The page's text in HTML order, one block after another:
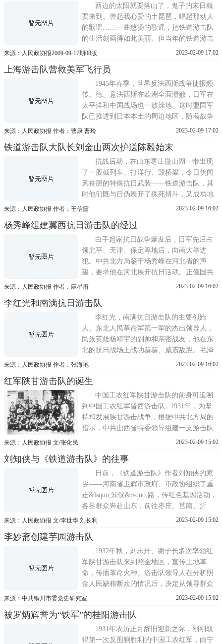
七军团与红十军合编为红军第十军团。红七
军团改编为第十九师，红十军
西边的太阳就要落山了，鬼子的末日就
要来到。弹起我心爱的土琵琶，唱起那动人
的歌谣……一曲悠扬的歌谣，把铁道游击队
的生活刻画得如此美丽。但当年的铁道游击
队第四任政委、90岁的赵明伟说:土琵琶根本
员的生死簿……从1943年11月至1944年10
月，赵明伟担任铁道游击队政委。我是第四
任政委，干了一年左右。
来源：人民政协报2009-09-17期08版 2023-02-09 17:02
上海游击队营救美军飞行员
1945年春季，世界反法西斯战争捷报频
传。德、意法西斯在欧洲全面溃败，日军在
太平洋和中国战场也一败涂地。这时盟国军
队已推进到日本本土的周边地区，随着战争
的进程，日军丧失了空中优势，美军经常从
1945年4月13日下午，美军一批B24型轰炸机
在战斗机的护航下，飞临上海江湾机场上
空，轰炸设在这里的日本空军
来源：人民政协报 作者：曹康 曹玲 2023-02-09 17:02
铁道游击队大队长刘金山两次护送陈毅始末
抗战后期，在山东枣庄微山湖一带出现
了一股截列车、打洋行、毁桥梁，令日伪闻
风丧胆的特殊抗日武装——铁道游击队，其
时他们既与日伪展开了殊死搏斗，又成功地
护送过刘少奇、陈毅、罗荣桓、肖华、叶飞
队长刘金山更是身经百战，频繁地活跃在鲁
南一带。他爬火车、炸铁路，无所不能;除汉
奸、送干部，英勇机智。他
来源：人民政协报 作者：王信霞 2023-02-09 16:02
杨秀峰组建冀西抗日游击队的经过
白手起家抗日战争爆发后，日军先后占
领北平、天津、保定等地后，向南大举进
犯。中共北方局鉴于杨秀峰在河北省的声
望，要求他在河北展开抗日活动。正值国共
合作共同抗日的形势，国民政府河北省民政
保定行营民训处主任。通过该行营民训处秘
书长(中共地下党员)温健公推荐，于9月中旬
便任命杨秀峰为冀西民训指
来源：人民政协报 作者：麻星甫 2023-02-09 16:02
李红光和南满抗日游击队
李红光，南满抗日游击队的主要创始
人、东北人民革命军第一军的杰出领导人，
民族英雄杨靖宇的副帅和亲密战友，他在东
北的抗日战场上战功赫赫、威震敌胆。毛泽
东主席曾经亲口赞扬:李红光是东北有名的义
将军在谱写《东北抗联第一路军军歌》时，
还特意把李红光的名字写在歌词里面。解放
战争时期，在李红光战斗过的
来源：人民政协报 作者：张海艳 2023-02-09 16:02
红军陕甘游击队的诞生
中国工农红军陕甘游击队的前身可追溯
到中国工农红军晋西游击队。l931年，为坚
持和发展陕甘游击战争，根据中共北方局的
指示，中共山西省特委领导组建一支游击队
伍。1931年5月上旬，我国西北地区第一支红
(简称晋西游击队)在山西隰县辛庄组建完
毕，大队长拓克宽、政委黄子文(由北方局派
来)、副大队长阎红彦、
来源：人民政协报 文/张化民 2023-02-09 15:02
刘知侠与《铁道游击队》的往事
日前，《铁道游击队》作者刘知侠的家
乡——河南省卫辉市政府、市政协组织了重
走&lsquo;知侠&rsquo;路，传红色基因活动，
各界群众奔赴山东，前往枣庄、莒南、沂
南、蒙阴等刘知侠生前工作过的地方，重温
会。在国庆节来临之际，我们难忘刘知侠笔
下这些新中国的创建者，请跟随作者的脚
步，听刘知侠夫人刘真骅
来源：人民政协报 文/李世华 刘长利 2023-02-09 15:02
李妙斋创建芋园游击队
1932年秋，刘志丹、谢子长多次率领红
军陕甘游击队来到照金地区，宣传土地革
命，传播革命火种。游击队领导人在分析照
金人民缺粮断炊的情况后，决定从领导群众
开展分粮斗争入手，进行创建革命根据地的
金镇芋园村一带发动群众，开展地方工作。
李妙斋来到照金后，白天和群众一起下地劳
动，了解各种情况;晚上走
来源：中共铜川市委党史研究室 2023-02-09 15:02
被罗炳辉誉为“铁军”的桂阳游击队
1931年农历正月辞旧迎新之际，刚刚取
得第一次反围剿胜利的中国工农红军，由宁